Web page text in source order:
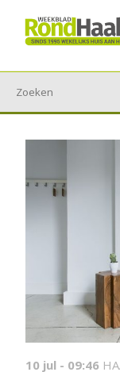
10 jul - 09:46